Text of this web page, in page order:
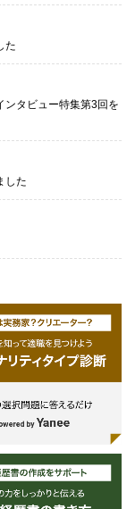
た
ンタビュー特集第3回を
した